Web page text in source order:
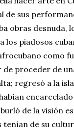
de sus
obras desnuda,
los piadosos
como
proceder de
regresó a la
de la visión
tenían de su